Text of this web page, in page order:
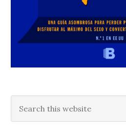
this